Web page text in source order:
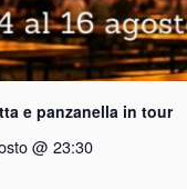
e panzanella in tour
@ 23:30